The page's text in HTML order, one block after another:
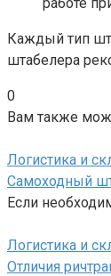
Каждый тип
штабелера
0
Вам также
Логистика и
Самоходный
Если
Логистика и
Отличия